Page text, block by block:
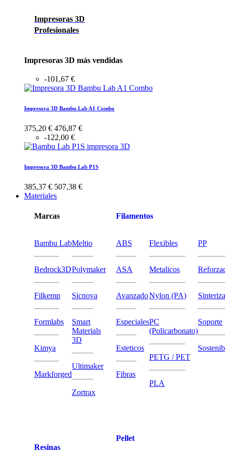
Impresoras 3D
Profesionales
Impresoras 3D más vendidas
-101,67 €
Impresora 3D Bambu Lab A1 Combo
375,20 € 476,87 €
-122,00 €
Impresora 3D Bambu Lab P1S
385,37 € 507,38 €
Materiales
Marcas
Bambu Lab
Bedrock3D
Filkemp
Formlabs
Kimya
Markforged
Meltio
Polymaker
Sicnova
Smart
Materials
3D
Ultimaker
Zortrax
Resinas
Filamentos
ABS
ASA
Avanzado
Especiales
Esteticos
Fibras
Flexibles
Metalicos
Nylon (PA)
PC
(Policarbonato)
PETG / PET
PLA
PP
Soporte
Pellet